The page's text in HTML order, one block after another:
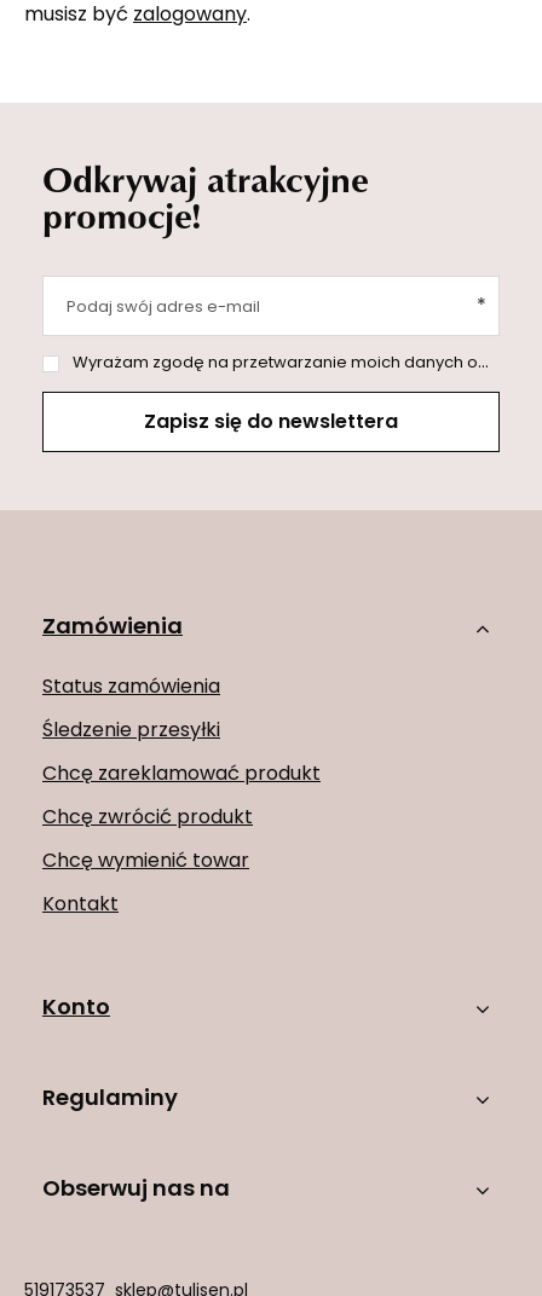
musisz być zalogowany.
Odkrywaj atrakcyjne
promocje!
Podaj swój adres e-mail
Wyrażam zgodę na przetwarzanie moich danych osobowych (adres e-mail) na potrzeby wysyłki newslettera z informacją handlową (marketing). Więcej w
Zapisz się do newslettera
Zamówienia
Status zamówienia
Śledzenie przesyłki
Chcę zareklamować produkt
Chcę zwrócić produkt
Chcę wymienić towar
Kontakt
Konto
Regulaminy
Obserwuj nas na
519173537 sklep@tulisen.pl